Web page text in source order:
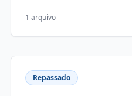
1 arquivo
Repassado